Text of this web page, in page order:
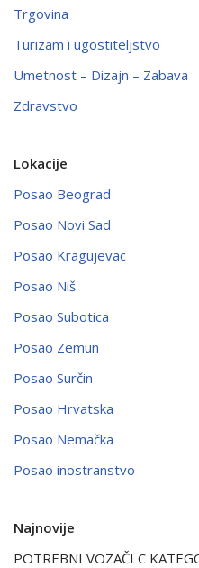
Trgovina
Turizam i ugostiteljstvo
Umetnost – Dizajn – Zabava
Zdravstvo
Lokacije
Posao Beograd
Posao Novi Sad
Posao Kragujevac
Posao Niš
Posao Subotica
Posao Zemun
Posao Surčin
Posao Hrvatska
Posao Nemačka
Posao inostranstvo
Najnovije
POTREBNI VOZAČI C